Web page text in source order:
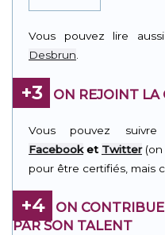
Vous pouvez lire
Desbrun
+3 ON REJOINT
Vous pouvez
Facebooket Twitter(on
pour être certifiés, mais
+4
ON
PAR SON TALENT